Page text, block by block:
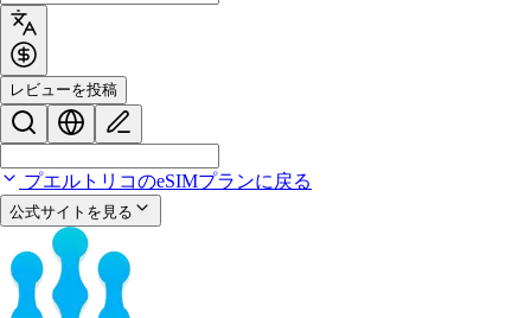
レビューを投稿
プエルトリコのeSIMプランに戻る
公式サイトを見る